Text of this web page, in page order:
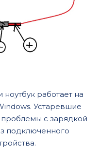
работает на
Устаревшие
с зарядкой
подключенного